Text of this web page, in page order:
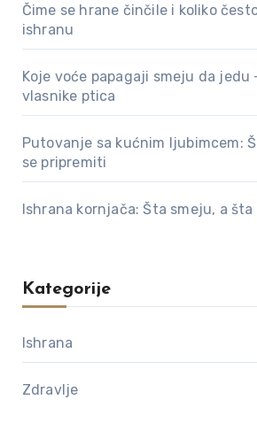
Čime se hrane činčile i koliko
ishranu
Koje voće papagaji smeju da jedu
vlasnike ptica
Putovanje sa kućnim ljubimcem:
se pripremiti
Ishrana kornjača: Šta smeju, a
Kategorije
Ishrana
Zdravlje